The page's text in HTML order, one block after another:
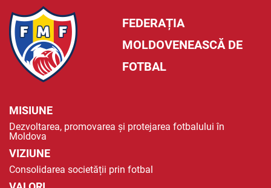
FEDERAȚIA
MOLDOVENEASCĂ DE
FOTBAL
MISIUNE
Dezvoltarea, promovarea și protejarea fotbalului în
Moldova
VIZIUNE
Consolidarea societății prin fotbal